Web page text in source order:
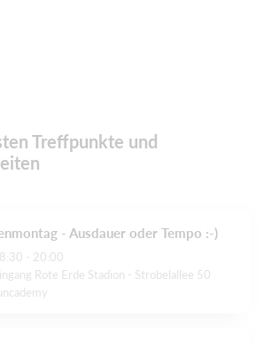
Treffpunkte und
- Ausdauer oder Tempo :-)
- 20:00
Rote Erde Stadion - Strobelallee 50